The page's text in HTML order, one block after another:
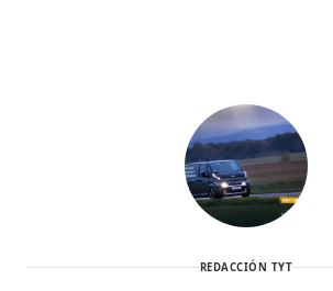
REDACCIÓN TYT